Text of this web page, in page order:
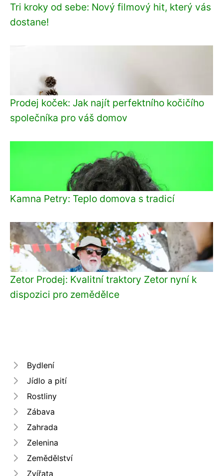
Tri kroky od sebe: Nový filmový hit, který vás
dostane!
Prodej koček: Jak najít perfektního kočičího
společníka pro váš domov
Kamna Petry: Teplo domova s tradicí
Zetor Prodej: Kvalitní traktory Zetor nyní k
dispozici pro zemědělce
Bydlení
Jídlo a pití
Rostliny
Zábava
Zahrada
Zelenina
Zemědělství
Zvířata